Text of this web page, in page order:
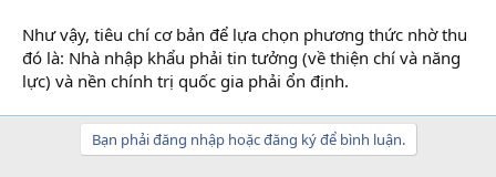
Như vậy, tiêu chí cơ bản để lựa chọn phương thức nhờ thu
đó là: Nhà nhập khẩu phải tin tưởng (về thiện chí và năng
lực) và nền chính trị quốc gia phải ổn định.
Bạn phải đăng nhập hoặc đăng ký để bình luận.